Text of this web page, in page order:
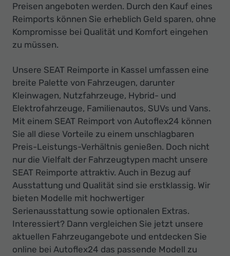
Preisen angeboten werden. Durch den Kauf eines
Reimports können Sie erheblich Geld sparen, ohne
Kompromisse bei Qualität und Komfort eingehen
zu müssen.
Unsere SEAT Reimporte in Kassel umfassen eine
breite Palette von Fahrzeugen, darunter
Kleinwagen, Nutzfahrzeuge, Hybrid- und
Elektrofahrzeuge, Familienautos, SUVs und Vans.
Mit einem SEAT Reimport von Autoflex24 können
Sie all diese Vorteile zu einem unschlagbaren
Preis-Leistungs-Verhältnis genießen. Doch nicht
nur die Vielfalt der Fahrzeugtypen macht unsere
SEAT Reimporte attraktiv. Auch in Bezug auf
Ausstattung und Qualität sind sie erstklassig. Wir
bieten Modelle mit hochwertiger
Serienausstattung sowie optionalen Extras.
Interessiert? Dann vergleichen Sie jetzt unsere
aktuellen Fahrzeugangebote und entdecken Sie
online bei Autoflex24 das passende Modell zu